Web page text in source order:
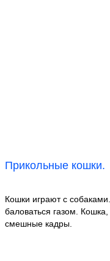
Прикольные кошки.
Кошки играют с
баловаться газом. Кошка,
смешные кадры.